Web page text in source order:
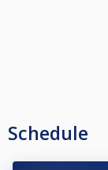
Schedule